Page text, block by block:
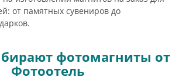
от памятных сувениров до
фотомагниты от
Фотоотель